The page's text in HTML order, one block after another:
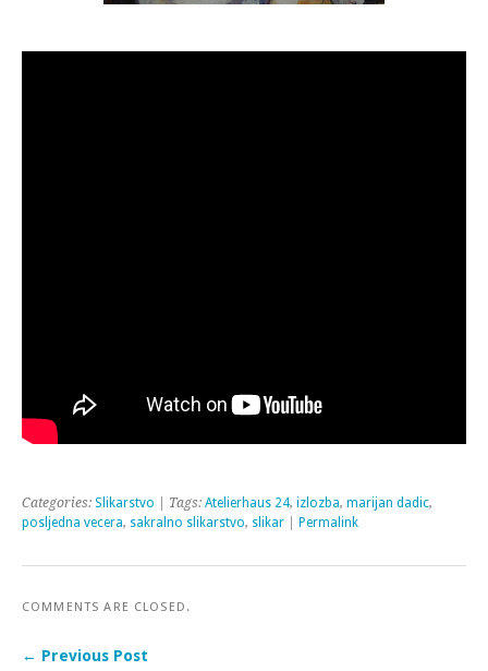
Categories: Slikarstvo | Tags: Atelierhaus 24, izlozba, marijan dadic,
posljedna vecera, sakralno slikarstvo, slikar Permalink
COMMENTS ARE CLOSED.
← Previous Post